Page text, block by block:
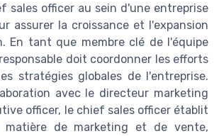
sales officer au sein d'une entreprise
assurer la croissance et l'expansion
En tant que membre clé de l'équipe
doit coordonner les efforts
stratégies globales de l'entreprise.
avec le directeur marketing
officer, le chief sales officer établit
matière de marketing et de vente,